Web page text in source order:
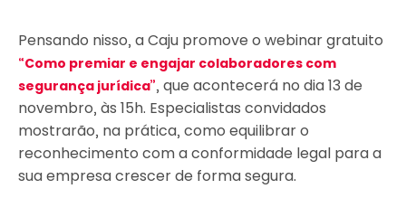
Pensando nisso, a Caju promove o webinar gratuito
“Como premiar e engajar colaboradores com
segurança jurídica”, que acontecerá no dia 13 de
novembro, às 15h. Especialistas convidados
mostrarão, na prática, como equilibrar o
reconhecimento com a conformidade legal para a
sua empresa crescer de forma segura.